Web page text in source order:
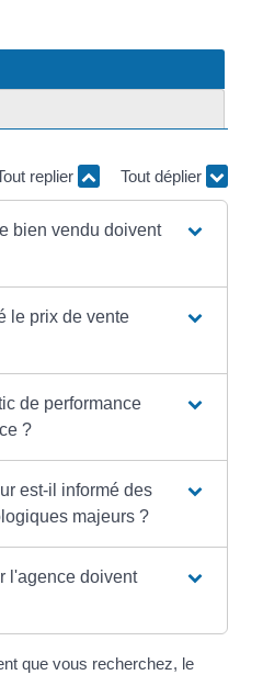
replier Tout déplier
bien vendu doivent
le prix de vente
de performance
?
est-il informé des
majeurs ?
l'agence doivent
que vous recherchez, le